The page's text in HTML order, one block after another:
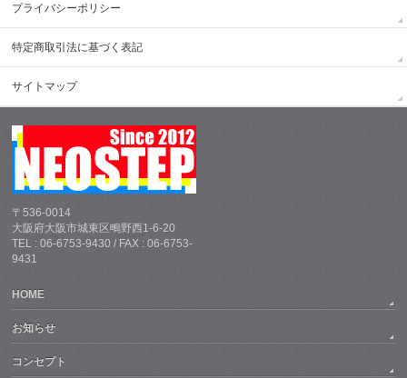
プライバシーポリシー
特定商取引法に基づく表記
サイトマップ
〒536-0014
大阪府大阪市城東区鴫野西1-6-20
TEL : 06-6753-9430 / FAX : 06-6753-
9431
HOME
お知らせ
コンセプト